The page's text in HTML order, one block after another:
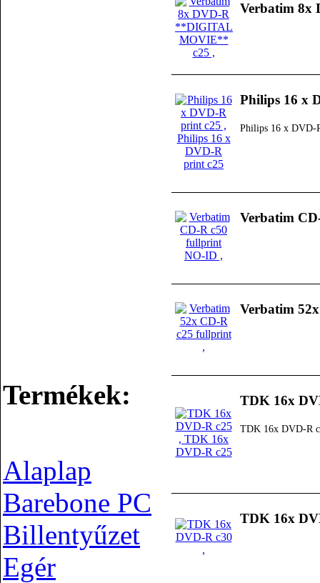
Termékek:
Alaplap
Barebone PC
Billentyűzet
Egér
Verbatim
Philips 16 x
Philips 16 x DVD-
Verbatim
Verbatim
TDK 16x
TDK 16x DVD-R
TDK 16x